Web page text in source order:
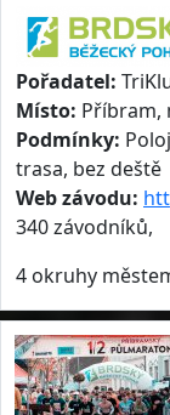
Pořadatel:
Místo: Příbram,
Podmínky:
trasa, bez deště
Web závodu:
340 závodníků,
4 okruhy